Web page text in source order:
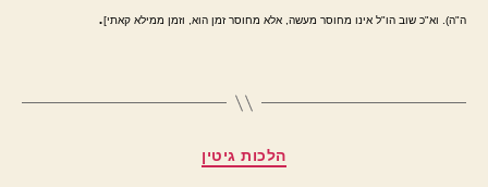
ה"ה). וא"כ שוב הו"ל אינו מחוסר מעשה, אלא מחוסר זמן הוא, וזמן ממילא קאתי].
קטגוריות
הלכות גיטין